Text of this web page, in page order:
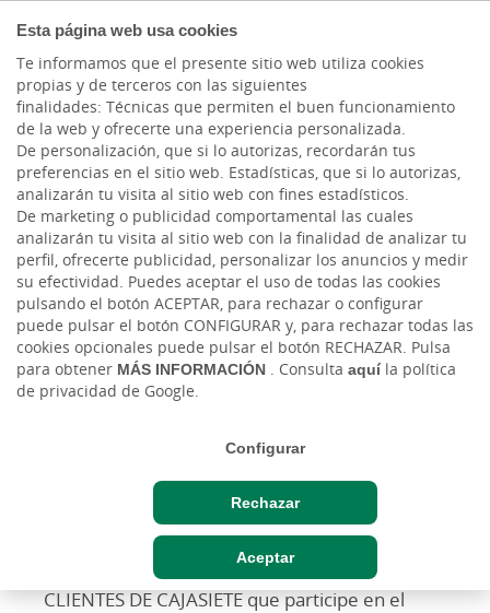
Esta página web usa cookies
Te informamos que el presente sitio web utiliza cookies
propias y de terceros con las siguientes
finalidades: Técnicas que permiten el buen funcionamiento
de la web y ofrecerte una experiencia personalizada.
De personalización, que si lo autorizas, recordarán tus
preferencias en el sitio web. Estadísticas, que si lo autorizas,
analizarán tu visita al sitio web con fines estadísticos.
De marketing o publicidad comportamental las cuales
analizarán tu visita al sitio web con la finalidad de analizar tu
perfil, ofrecerte publicidad, personalizar los anuncios y medir
su efectividad. Puedes aceptar el uso de todas las cookies
pulsando el botón ACEPTAR, para rechazar o configurar
puede pulsar el botón CONFIGURAR y, para rechazar todas las
cookies opcionales puede pulsar el botón RECHAZAR. Pulsa
para obtener MÁS INFORMACIÓN . Consulta aquíla política
de privacidad de Google.
Configurar
Rechazar
Aceptar
Cargando contenido, por favor espere...
DEFINICIÓN
1. Esta promoción va dirigida a aquellos
seguidores de Cajasiete en la página de
Instagram de la entidad que estén interesados
en obtener2 entradas dobles para la Gala
Drag de Las Palmas2026.
2. La promoción consiste en el sorteo de 2
entradas dobles entre los participantes para la
Gala Drag de Las Palmas 2026, que tendrá
3. Podrá participar en este sorteo SOLO
CLIENTES DE CAJASIETE que participe en el